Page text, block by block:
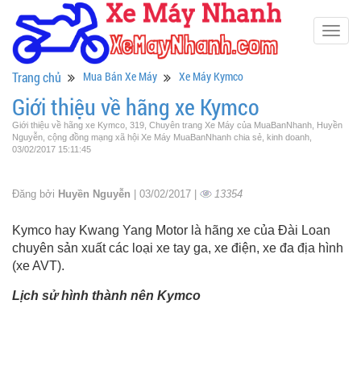
Trang chủ Mua Bán Xe Máy Xe Máy Kymco
Giới thiệu về hãng xe Kymco
Giới thiệu về hãng xe Kymco, 319, Chuyên trang Xe Máy của MuaBanNhanh, Huyền
Nguyễn, cộng đồng mạng xã hội Xe Máy MuaBanNhanh chia sẻ, kinh doanh,
03/02/2017 15:11:45
Đăng bởi Huyền Nguyễn | 03/02/2017 | 13354
Kymco hay Kwang Yang Motor là hãng xe của Đài Loan
chuyên sản xuất các loại xe tay ga, xe điện, xe đa địa hình
(xe AVT).
Lịch sử hình thành nên Kymco